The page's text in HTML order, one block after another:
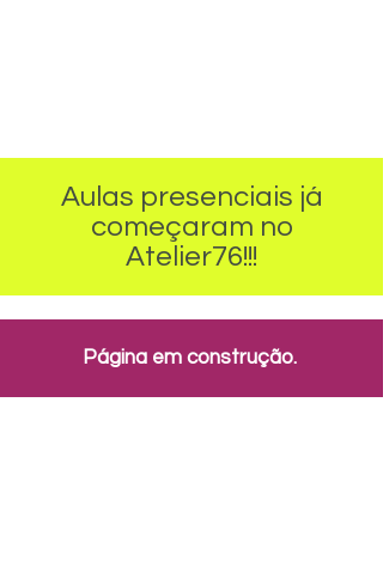
Aulas presenciais já
começaram no
Atelier76!!!
Página em construção.